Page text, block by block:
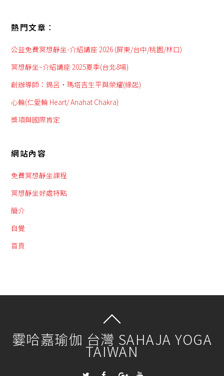
熱門文章︰
公益免費冥想靜坐-介紹講座 2026 (屏東/台中/桃園/林口)
冥想靜坐~介紹講座 2025夏季(台北8場)
創辦導師：錫呂‧瑪塔吉生平與榮耀(緣起)
心輪(仁愛輪 Heart/ Anahat Chakra)
獎項與國際肯定
網站內容
免費冥想靜坐課程
冥想靜坐好處特點
簡介
自覺
首頁
霎哈嘉瑜伽 台灣 SAHAJA YOGA
TAIWAN